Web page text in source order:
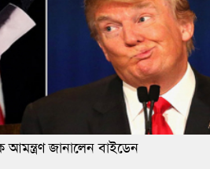
আমন্ত্রণ জানালেন বাইডেন